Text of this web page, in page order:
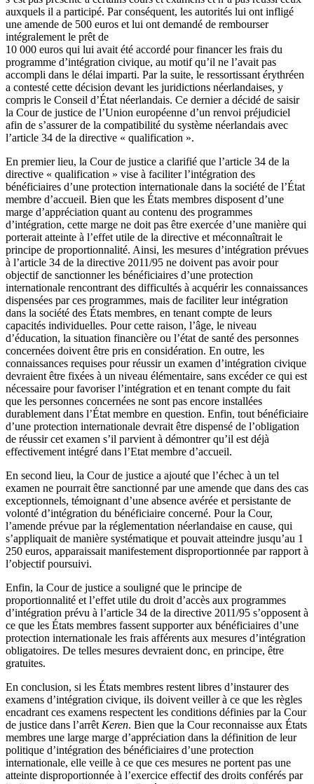
auxquels il a participé. Par conséquent, les autorités lui ont infligé
une amende de 500 euros et lui ont demandé de rembourser
intégralement le prêt de
10 000 euros qui lui avait été accordé pour financer les frais du
programme d’intégration civique, au motif qu’il ne l’avait pas
accompli dans le délai imparti. Par la suite, le ressortissant érythréen
a contesté cette décision devant les juridictions néerlandaises, y
compris le Conseil d’État néerlandais. Ce dernier a décidé de saisir
la Cour de justice de l’Union européenne d’un renvoi préjudiciel
afin de s’assurer de la compatibilité du système néerlandais avec
l’article 34 de la directive « qualification ».
En premier lieu, la Cour de justice a clarifié que l’article 34 de la
directive « qualification » vise à faciliter l’intégration des
bénéficiaires d’une protection internationale dans la société de l’État
membre d’accueil. Bien que les États membres disposent d’une
marge d’appréciation quant au contenu des programmes
d’intégration, cette marge ne doit pas être exercée d’une manière qui
porterait atteinte à l’effet utile de la directive et méconnaîtrait le
principe de proportionnalité. Ainsi, les mesures d’intégration prévues
à l’article 34 de la directive 2011/95 ne doivent pas avoir pour
objectif de sanctionner les bénéficiaires d’une protection
internationale rencontrant des difficultés à acquérir les connaissances
dispensées par ces programmes, mais de faciliter leur intégration
dans la société des États membres, en tenant compte de leurs
capacités individuelles. Pour cette raison, l’âge, le niveau
d’éducation, la situation financière ou l’état de santé des personnes
concernées doivent être pris en considération. En outre, les
connaissances requises pour réussir un examen d’intégration civique
devraient être fixées à un niveau élémentaire, sans excéder ce qui est
nécessaire pour favoriser l’intégration et en tenant compte du fait
que les personnes concernées ne sont pas encore installées
durablement dans l’État membre en question. Enfin, tout bénéficiaire
d’une protection internationale devrait être dispensé de l’obligation
de réussir cet examen s’il parvient à démontrer qu’il est déjà
effectivement intégré dans l’Etat membre d’accueil.
En second lieu, la Cour de justice a ajouté que l’échec à un tel
examen ne pourrait être sanctionné par une amende que dans des cas
exceptionnels, témoignant d’une absence avérée et persistante de
volonté d’intégration du bénéficiaire concerné. Pour la Cour,
l’amende prévue par la réglementation néerlandaise en cause, qui
s’appliquait de manière systématique et pouvait atteindre jusqu’au 1
250 euros, apparaissait manifestement disproportionnée par rapport à
l’objectif poursuivi.
Enfin, la Cour de justice a souligné que le principe de
proportionnalité et l’effet utile du droit d’accès aux programmes
d’intégration prévu à l’article 34 de la directive 2011/95 s’opposent à
ce que les États membres fassent supporter aux bénéficiaires d’une
protection internationale les frais afférents aux mesures d’intégration
obligatoires. De telles mesures devraient donc, en principe, être
gratuites.
En conclusion, si les États membres restent libres d’instaurer des
examens d’intégration civique, ils doivent veiller à ce que les règles
encadrant ces examens respectent les conditions définies par la Cour
de justice dans l’arrêt Keren. Bien que la Cour reconnaisse aux États
membres une large marge d’appréciation dans la définition de leur
politique d’intégration des bénéficiaires d’une protection
internationale, elle veille à ce que ces mesures ne portent pas une
atteinte disproportionnée à l’exercice effectif des droits conférés par